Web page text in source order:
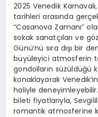
2025 Venedik
tarihleri arasında
“Casanova Zamanı”
sokak sanatçıları ve
Günü’nü sıra dışı bir
büyüleyici atmosferin
gondolların süzüldüğü
konaklayarak
haliyle
bileti fiyatlarıyla,
romantik atmosferine